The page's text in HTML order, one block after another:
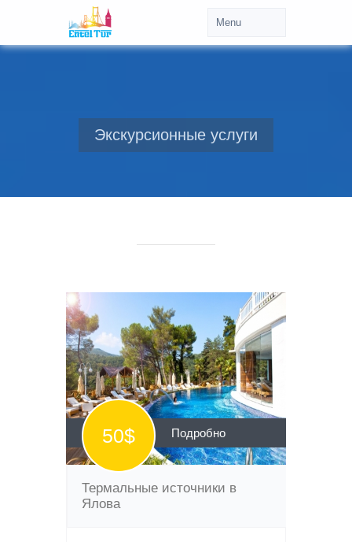
Экскурсионные услуги
50$ Подробно
Термальные источники в
Ялова